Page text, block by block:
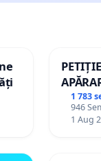
DE
1 783
946
1 Aug